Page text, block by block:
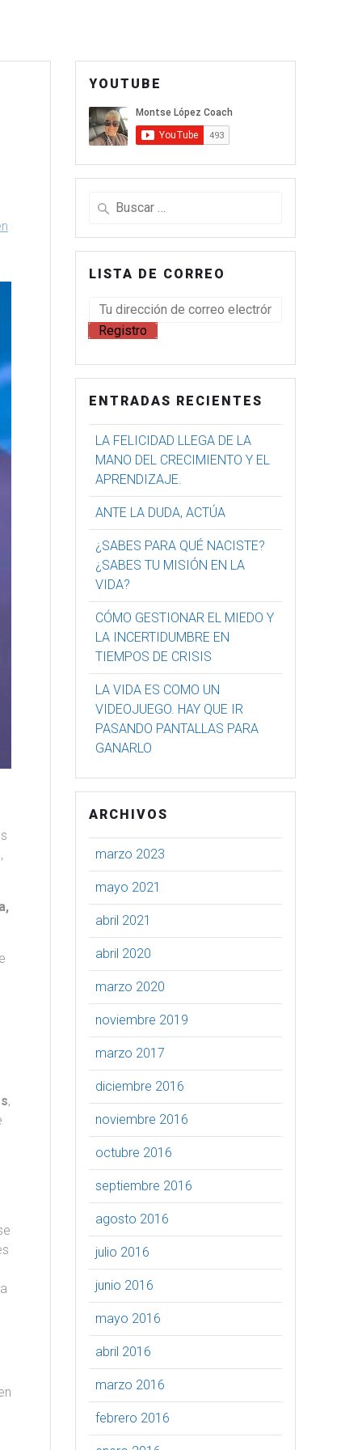
,
YOUTUBE
LISTA DE CORREO
ENTRADAS RECIENTES
LA FELICIDAD LLEGA DE LA
MANO DEL CRECIMIENTO Y EL
APRENDIZAJE.
ANTE LA DUDA, ACTÚA
¿SABES PARA QUÉ NACISTE?
¿SABES TU MISIÓN EN LA
VIDA?
CÓMO GESTIONAR EL MIEDO Y
LA INCERTIDUMBRE EN
TIEMPOS DE CRISIS
LA VIDA ES COMO UN
VIDEOJUEGO. HAY QUE IR
PASANDO PANTALLAS PARA
GANARLO
ARCHIVOS
marzo 2023
mayo 2021
abril 2021
abril 2020
marzo 2020
noviembre 2019
marzo 2017
diciembre 2016
noviembre 2016
octubre 2016
septiembre 2016
agosto 2016
julio 2016
junio 2016
mayo 2016
abril 2016
marzo 2016
febrero 2016